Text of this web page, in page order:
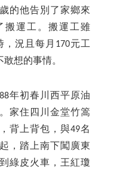
的他告別了家鄉來
搬運工。搬運工雖
，況且每月170元工
想的事情。
年初春川西平原油
家住四川金堂竹篙
背上背包，與49名
，踏上南下闖廣東
綠皮火車，王紅瓊